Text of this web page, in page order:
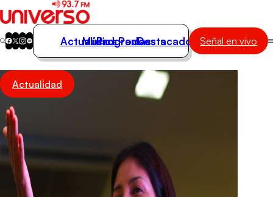
Actualidad
Música
Programas
Podcasts
Destacados
Actualidad
Música
Programas
Podcasts
Destacados Señal en vivo
Actualidad